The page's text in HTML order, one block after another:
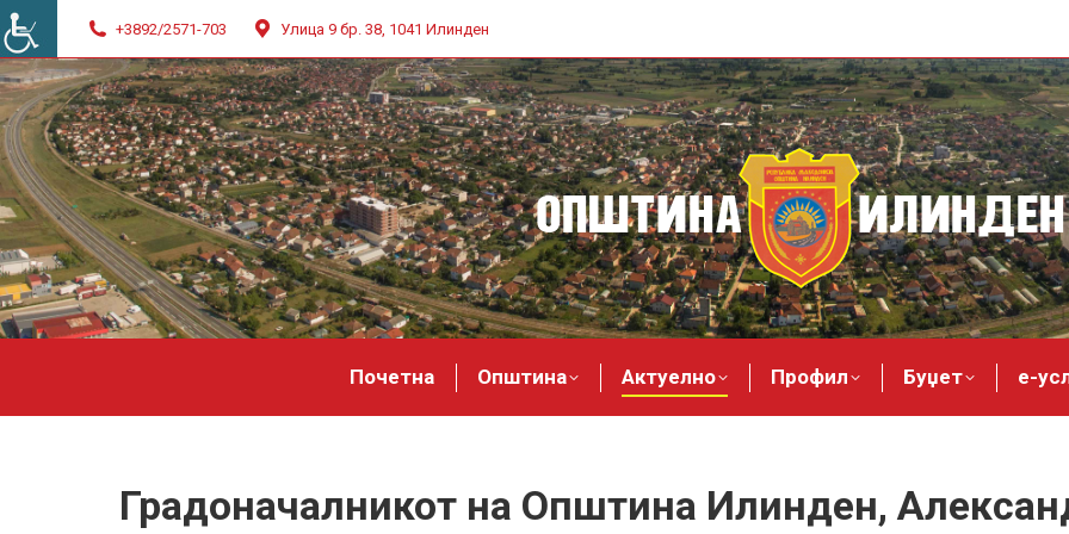
+3892/2571-703 Улица 9 бр. 38, 1041 Илинден
Почетна Општина Актуелно Профил Буџет е-
Градоначалникот на Општина Илинден,